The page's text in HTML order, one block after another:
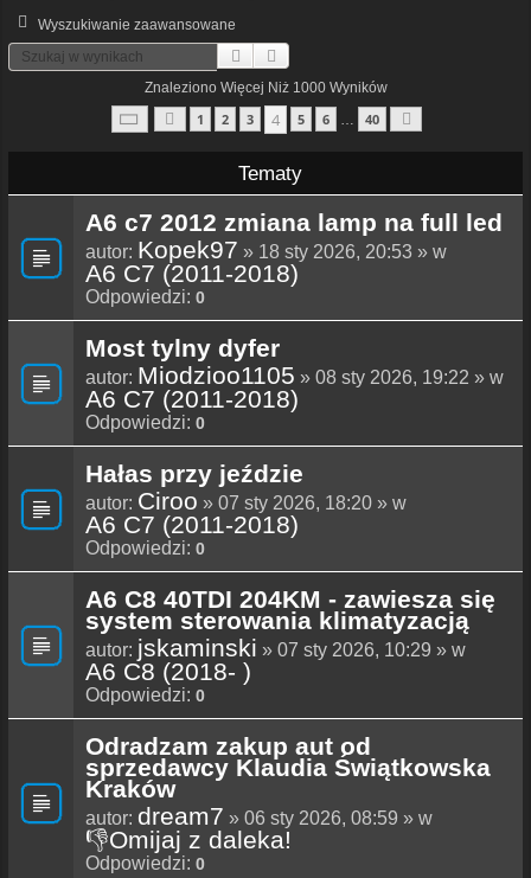
Wyszukiwanie zaawansowane
Szukaj
Znaleziono Więcej Niż 1000 Wyników
Strona Z 40
Poprzednia
1 2 3 4 5 6 40
Tematy
A6 c7 2012 zmiana lamp na full led
autor: Kopek97 » 18 sty 2026, 20:53 » w
A6 C7 (2011-2018)
Odpowiedzi: 0
Most tylny dyfer
autor: Miodzioo1105 » 08 sty 2026, 19:22 » w
A6 C7 (2011-2018)
Odpowiedzi: 0
Hałas przy jeździe
autor: Ciroo » 07 sty 2026, 18:20 » w
A6 C7 (2011-2018)
Odpowiedzi: 0
A6 C8 40TDI 204KM - zawiesza się
system sterowania klimatyzacją
autor: jskaminski » 07 sty 2026, 10:29 » w
A6 C8 (2018- )
Odpowiedzi: 0
Odradzam zakup aut od
sprzedawcy Klaudia Świątkowska
Kraków
autor: dream7 » 06 sty 2026, 08:59 » w
👎Omijaj z daleka!
Odpowiedzi: 0